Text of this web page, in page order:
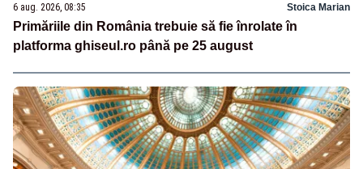
6 aug. 2026, 08:35 Stoica Marian
Primăriile din România trebuie să fie înrolate în
platforma ghiseul.ro până pe 25 august